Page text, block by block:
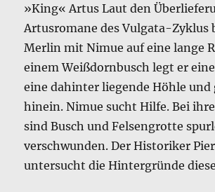
»King« Artus Laut den
Artusromane des Vulgata-Zyklus
Merlin mit Nimue auf eine lange
einem Weißdornbusch legt er
eine dahinter liegende Höhle und
hinein. Nimue sucht Hilfe. Bei
sind Busch und Felsengrotte
verschwunden. Der Historiker
untersucht die Hintergründe